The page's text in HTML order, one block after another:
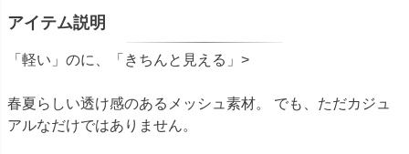
アイテム説明
「軽い」のに、「きちんと見える」>
春夏らしい透け感のあるメッシュ素材。 でも、ただカジュ
アルなだけではありません。